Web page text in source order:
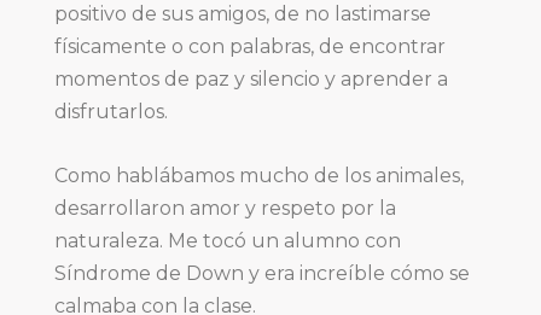
positivo de sus amigos, de no lastimarse
físicamente o con palabras, de encontrar
momentos de paz y silencio y aprender a
disfrutarlos.
Como hablábamos mucho de los animales,
desarrollaron amor y respeto por la
naturaleza. Me tocó un alumno con
Síndrome de Down y era increíble cómo se
calmaba con la clase.